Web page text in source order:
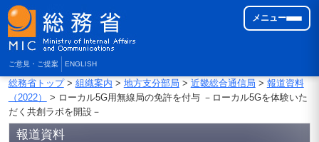
ご意見・ご提案 ENGLISH
メニュー
総務省トップ> 組織案内 > 地方支分部局 > 近畿総合通信局 > 報道資料
（2022）
> ローカル5G用無線局の免許を付与 －ローカル5Gを体験いた
だく共創ラボを開設－
報道資料